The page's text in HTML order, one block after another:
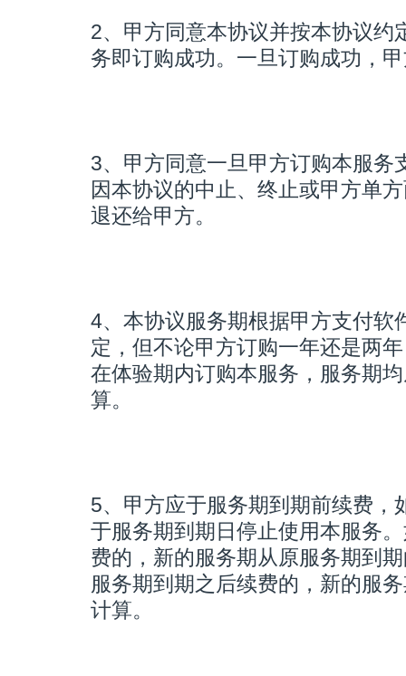
2、甲方同意本协议并按本协议约
务即订购成功。一旦订购成功，
3、甲方同意一旦甲方订购本服务
因本协议的中止、终止或甲方单
退还给甲方。
4、本协议服务期根据甲方支付软
定，但不论甲方订购一年还是两
在体验期内订购本服务，服务期
算。
5、甲方应于服务期到期前续费，
于服务期到期日停止使用本服务
费的，新的服务期从原服务期到
服务期到期之后续费的，新的服
计算。